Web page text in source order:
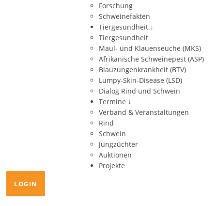
Forschung
Schweinefakten
Tiergesundheit ↓
Tiergesundheit
Maul- und Klauenseuche (MKS)
Afrikanische Schweinepest (ASP)
Blauzungenkrankheit (BTV)
Lumpy-Skin-Disease (LSD)
Dialog Rind und Schwein
Termine ↓
Verband & Veranstaltungen
Rind
Schwein
Jungzüchter
Auktionen
Projekte
LOGIN